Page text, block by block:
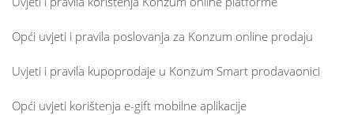
Opći uvjeti i pravila poslovanja za Konzum online prodaju
Uvjeti i pravila kupoprodaje u Konzum Smart prodavaonici
Opći uvjeti korištenja e-gift mobilne aplikacije